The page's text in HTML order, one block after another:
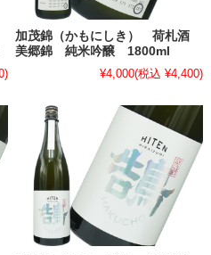
加茂錦（かもにしき） 荷札酒
美郷錦 純米吟醸 1800ml
¥4,000(税込 ¥4,400)